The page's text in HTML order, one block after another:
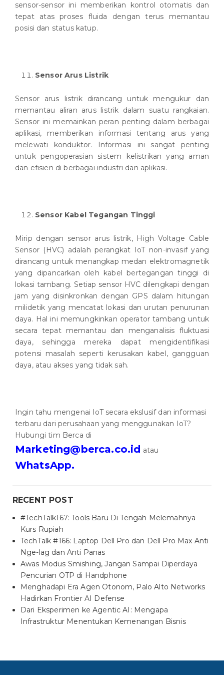
sensor-sensor ini memberikan kontrol otomatis dan
tepat atas proses fluida dengan terus memantau
posisi dan status katup.
Sensor Arus Listrik
Sensor arus listrik dirancang untuk mengukur dan
memantau aliran arus listrik dalam suatu rangkaian.
Sensor ini memainkan peran penting dalam berbagai
aplikasi, memberikan informasi tentang arus yang
melewati konduktor. Informasi ini sangat penting
untuk pengoperasian sistem kelistrikan yang aman
dan efisien di berbagai industri dan aplikasi.
Sensor Kabel Tegangan Tinggi
Mirip dengan sensor arus listrik, High Voltage Cable
Sensor (HVC) adalah perangkat IoT non-invasif yang
dirancang untuk menangkap medan elektromagnetik
yang dipancarkan oleh kabel bertegangan tinggi di
lokasi tambang. Setiap sensor HVC dilengkapi dengan
jam yang disinkronkan dengan GPS dalam hitungan
milidetik yang mencatat lokasi dan urutan penurunan
daya. Hal ini memungkinkan operator tambang untuk
secara tepat memantau dan menganalisis fluktuasi
daya, sehingga mereka dapat mengidentifikasi
potensi masalah seperti kerusakan kabel, gangguan
daya, atau akses yang tidak sah.
Ingin tahu mengenai IoT secara ekslusif dan informasi
terbaru dari perusahaan yang menggunakan IoT?
Hubungi tim Berca di
Marketing@berca.co.id atau
WhatsApp.
RECENT POST
#TechTalk167: Tools Baru Di Tengah Melemahnya
Kurs Rupiah
TechTalk #166: Laptop Dell Pro dan Dell Pro Max Anti
Nge-lag dan Anti Panas
Awas Modus Smishing, Jangan Sampai Diperdaya
Pencurian OTP di Handphone
Menghadapi Era Agen Otonom, Palo Alto Networks
Hadirkan Frontier AI Defense
Dari Eksperimen ke Agentic AI: Mengapa
Infrastruktur Menentukan Kemenangan Bisnis